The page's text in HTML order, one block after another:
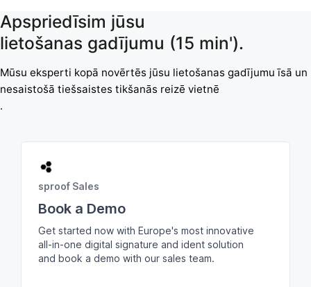
Apspriedīsim jūsu
lietošanas gadījumu (15 min').
Mūsu eksperti kopā novērtēs jūsu lietošanas gadījumu īsā un
nesaistošā tiešsaistes tikšanās reizē vietnē
.